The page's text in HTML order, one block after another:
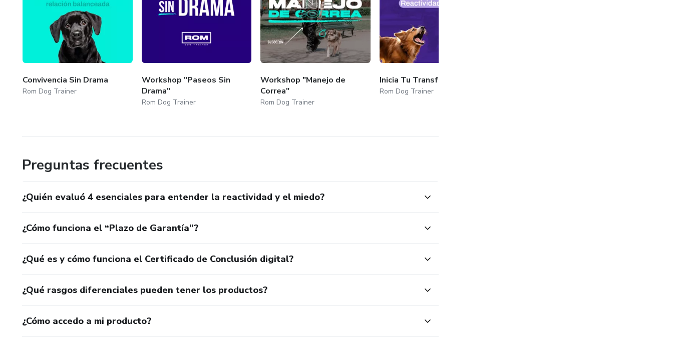
Convivencia Sin Drama
Rom Dog Trainer
Workshop "Paseos Sin
Drama"
Rom Dog Trainer
Workshop "Manejo de
Correa"
Rom Dog Trainer
Inicia Tu Transformación
Rom Dog Trainer
Preguntas frecuentes
¿Quién evaluó 4 esenciales para entender la reactividad y el miedo?
¿Cómo funciona el “Plazo de Garantía”?
¿Qué es y cómo funciona el Certificado de Conclusión digital?
¿Qué rasgos diferenciales pueden tener los productos?
¿Cómo accedo a mi producto?